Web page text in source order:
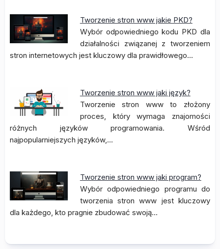
Tworzenie stron www jakie PKD?
Wybór odpowiedniego kodu PKD dla
działalności związanej z tworzeniem
stron internetowych jest kluczowy dla prawidłowego…
Tworzenie stron www jaki język?
Tworzenie stron www to złożony
proces, który wymaga znajomości
różnych języków programowania. Wśród
najpopularniejszych języków,…
Tworzenie stron www jaki program?
Wybór odpowiedniego programu do
tworzenia stron www jest kluczowy
dla każdego, kto pragnie zbudować swoją…